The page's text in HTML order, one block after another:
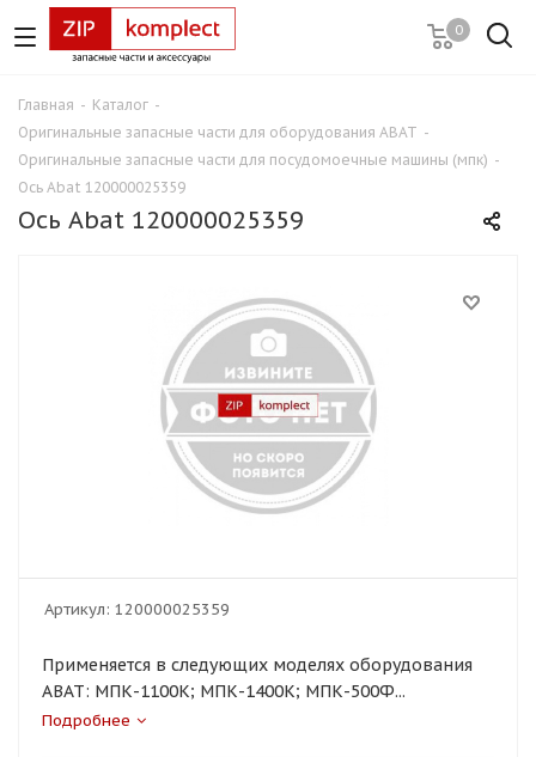
0
Главная - Каталог -
Оригинальные запасные части для оборудования ABAT -
Оригинальные запасные части для посудомоечные машины (мпк) -
Ось Abat 120000025359
Ось Abat 120000025359
Артикул: 120000025359
Применяется в следующих моделях оборудования
ABAT: МПК-1100К; МПК-1400К; МПК-500Ф...
Подробнее